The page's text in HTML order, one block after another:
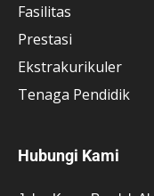
Fasilitas
Prestasi
Ekstrakurikuler
Tenaga Pendidik
Hubungi Kami